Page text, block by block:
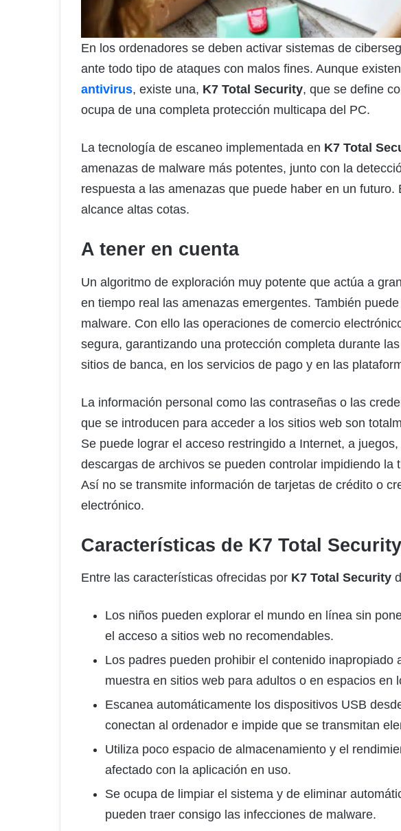
En los ordenadores se deben activar sistemas de
ante todo tipo de ataques con malos fines. Aunque
antivirus, existe una, K7 Total Security, que se define
ocupa de una completa protección multicapa del PC.
La tecnología de escaneo implementada en K7 Total
amenazas de malware más potentes, junto con la
respuesta a las amenazas que puede haber en un futuro.
alcance altas cotas.
A tener en cuenta
Un algoritmo de exploración muy potente que actúa a
en tiempo real las amenazas emergentes. También
malware. Con ello las operaciones de comercio
segura, garantizando una protección completa durante
sitios de banca, en los servicios de pago y en las
La información personal como las contraseñas o las
que se introducen para acceder a los sitios web son
Se puede lograr el acceso restringido a Internet, a
descargas de archivos se pueden controlar impidiendo la
Así no se transmite información de tarjetas de crédito o
electrónico.
Características de K7 Total Security
Entre las características ofrecidas por K7 Total Security
Los niños pueden explorar el mundo en línea sin
el acceso a sitios web no recomendables.
Los padres pueden prohibir el contenido inapropiado
muestra en sitios web para adultos o en espacios en
Escanea automáticamente los dispositivos USB
conectan al ordenador e impide que se transmitan
Utiliza poco espacio de almacenamiento y el
afectado con la aplicación en uso.
Se ocupa de limpiar el sistema y de eliminar
pueden traer consigo las infecciones de malware.